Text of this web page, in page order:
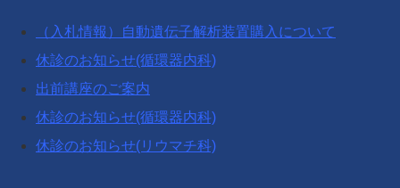
（入札情報）自動遺伝子解析装置購入について
休診のお知らせ(循環器内科)
出前講座のご案内
休診のお知らせ(循環器内科)
休診のお知らせ(リウマチ科)